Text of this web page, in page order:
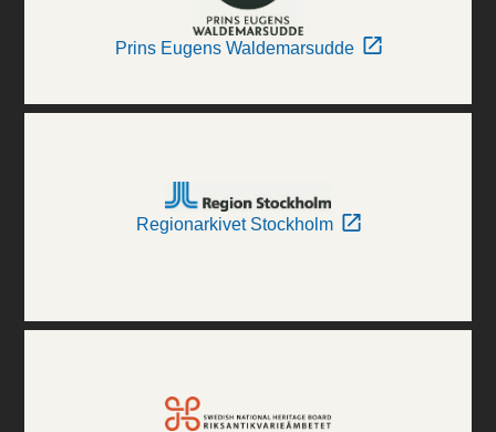
Prins Eugens Waldemarsudde
Regionarkivet Stockholm